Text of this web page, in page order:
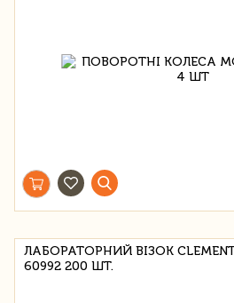
ЛАБОРАТОРНИЙ ВІЗОК
60992 200 ШТ.